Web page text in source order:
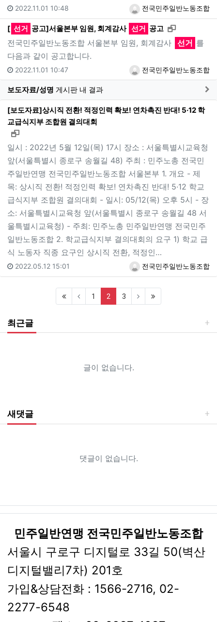
전국민주일반노동조합
2022.11.01 10:48
[ 선거 공고]서울본부 임원, 회계감사 선거 공고 새창으로 보
전국민주일반노동조합 서울본부 임원, 회계감사 선거 를
다음과 같이 공고합니다.
전국민주일반노동조합
2022.11.01 10:47
보도자료/성명 게시판 내 결과
[보도자료]상시직 전환! 적정인력 확보! 연차촉진 반대! 5·12 학
교급식지부 조합원 결의대회
새창으로 보기
일시 : 2022년 5월 12일(목) 17시 장소 : 서울특별시교육청
앞(서울특별시 종로구 송월길 48) 주최 : 민주노총 전국민
주일반연맹 전국민주일반노동조합 서울본부 1. 개요 - 제
목: 상시직 전환! 적정인력 확보! 연차촉진 반대! 5·12 학교
급식지부 조합원 결의대회 - 일시: 05/12(목) 오후 5시 - 장
소: 서울특별시교육청 앞(서울특별시 종로구 송월길 48 서
울특별시교육청) - 주최: 민주노총 민주일반연맹 전국민주
일반노동조합 2. 학교급식지부 결의대회의 요구 1) 학교 급
식 노동자 직종 요구인 상시직 전환, 적정인…
전국민주일반노동조합
2022.05.12 15:01
1 2 (current)
3
최근글
글이 없습니다.
새댓글
댓글이 없습니다.
민주일반연맹 전국민주일반노동조합
서울시 구로구 디지털로 33길 50(벽산
디지털밸리7차) 201호
가입&상담전화 : 1566-2716, 02-
2277-6548